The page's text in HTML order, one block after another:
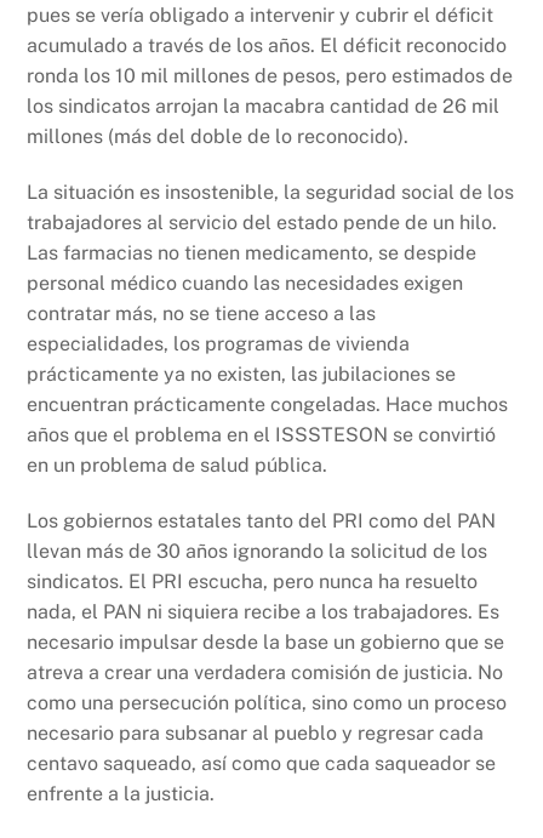
pues se vería obligado a intervenir y cubrir el déficit
acumulado a través de los años. El déficit reconocido
ronda los 10 mil millones de pesos, pero estimados de
los sindicatos arrojan la macabra cantidad de 26 mil
millones (más del doble de lo reconocido).
La situación es insostenible, la seguridad social de los
trabajadores al servicio del estado pende de un hilo.
Las farmacias no tienen medicamento, se despide
personal médico cuando las necesidades exigen
contratar más, no se tiene acceso a las
especialidades, los programas de vivienda
prácticamente ya no existen, las jubilaciones se
encuentran prácticamente congeladas. Hace muchos
años que el problema en el ISSSTESON se convirtió
en un problema de salud pública.
Los gobiernos estatales tanto del PRI como del PAN
llevan más de 30 años ignorando la solicitud de los
sindicatos. El PRI escucha, pero nunca ha resuelto
nada, el PAN ni siquiera recibe a los trabajadores. Es
necesario impulsar desde la base un gobierno que se
atreva a crear una verdadera comisión de justicia. No
como una persecución política, sino como un proceso
necesario para subsanar al pueblo y regresar cada
centavo saqueado, así como que cada saqueador se
enfrente a la justicia.